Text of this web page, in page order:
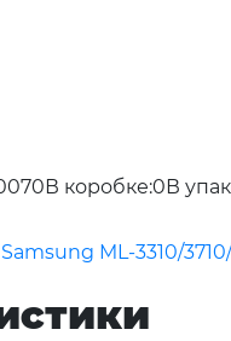
коробке:0В
ML-3310/